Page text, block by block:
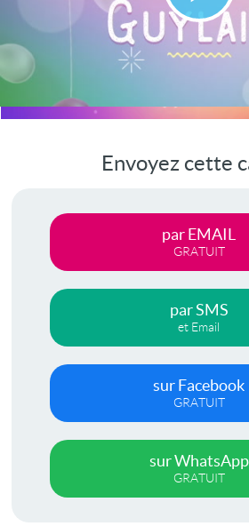
Envoyez cette
par EMAIL
GRATUIT
par SMS
et Email
sur Facebook
GRATUIT
sur WhatsApp
GRATUIT